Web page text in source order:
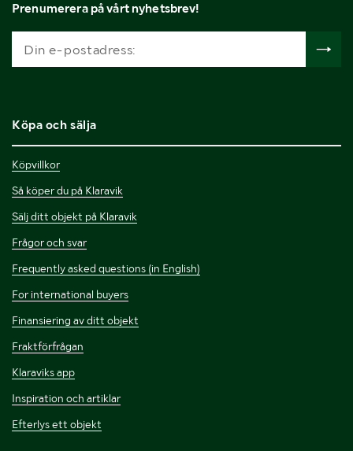
Prenumerera på vårt nyhetsbrev!
Köpa och sälja
Köpvillkor
Så köper du på Klaravik
Sälj ditt objekt på Klaravik
Frågor och svar
Frequently asked questions (in English)
For international buyers
Finansiering av ditt objekt
Fraktförfrågan
Klaraviks app
Inspiration och artiklar
Efterlys ett objekt